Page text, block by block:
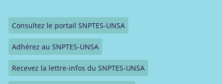
Consultez le portail SNPTES-UNSA
Adhérez au SNPTES-UNSA
Recevez la lettre-infos du SNPTES-UNSA